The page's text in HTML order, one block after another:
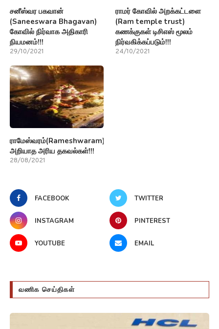
சனீஸ்வர பகவான்
(Saneeswara Bhagavan)
கோவில் நிர்வாக அதிகாரி
நியமனம்!!!
29/10/2021
ராமர் கோவில் அறக்கட்டளை
(Ram temple trust)
கணக்குகள் டிசிஎஸ் மூலம்
நிர்வகிக்கப்படும்!!!
24/10/2021
ராமேஸ்வரம்(Rameshwaram)பற்றி
அறியாத அரிய தகவல்கள்!!!
28/08/2021
FACEBOOK TWITTER
INSTAGRAM PINTEREST
YOUTUBE EMAIL
வணிக செய்திகள்